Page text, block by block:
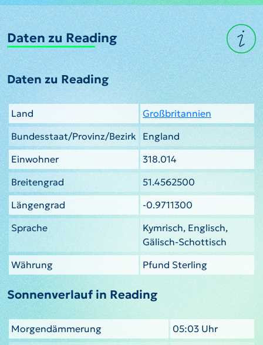
Daten zu Reading
Daten zu Reading
Land
Großbritannien
Bundesstaat/Provinz/Bezirk
England
Einwohner
318.014
Breitengrad
51.4562500
Längengrad
-0.9711300
Sprache
Kymrisch, Englisch,
Gälisch-Schottisch
Währung
Pfund Sterling
Sonnenverlauf in Reading
Morgendämmerung 05:03 Uhr